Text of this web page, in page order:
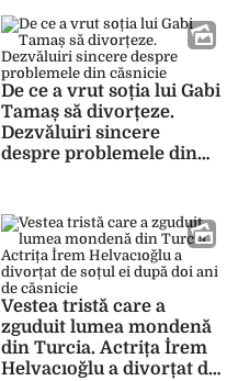
De ce a vrut soția lui Gabi
Tamaș să divorțeze.
Dezvăluiri sincere
despre problemele din
Vestea tristă care a
zguduit lumea mondenă
din Turcia. Actrița İrem
Helvacıoğlu a divorțat de